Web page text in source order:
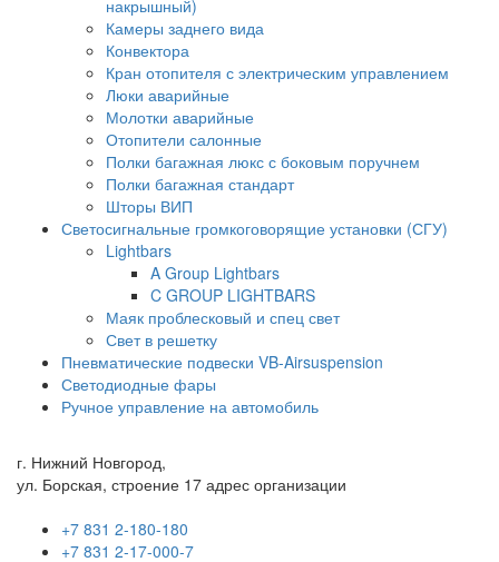
накрышный)
Камеры заднего вида
Конвектора
Кран отопителя с электрическим управлением
Люки аварийные
Молотки аварийные
Отопители салонные
Полки багажная люкс с боковым поручнем
Полки багажная стандарт
Шторы ВИП
Светосигнальные громкоговорящие установки (СГУ)
Lightbars
A Group Lightbars
C GROUP LIGHTBARS
Маяк проблесковый и спец свет
Свет в решетку
Пневматические подвески VB-Airsuspension
Светодиодные фары
Ручное управление на автомобиль
г. Нижний Новгород,
ул. Борская, строение 17 адрес организации
+7 831 2-180-180
+7 831 2-17-000-7